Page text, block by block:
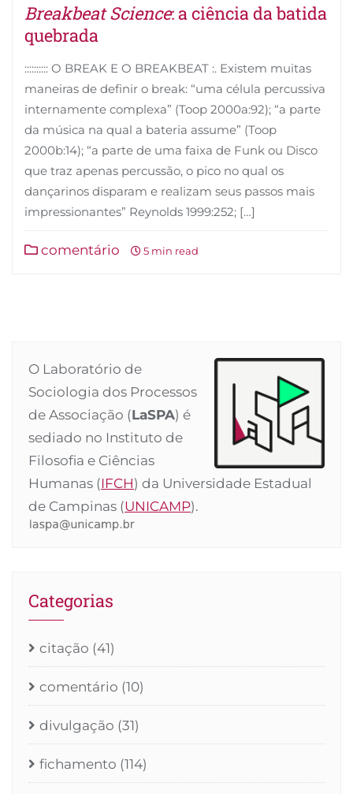
Breakbeat Science: a ciência da batida
quebrada
:::::::::: O BREAK E O BREAKBEAT :. Existem muitas
maneiras de definir o break: “uma célula percussiva
internamente complexa” (Toop 2000a:92); “a parte
da música na qual a bateria assume” (Toop
2000b:14); “a parte de uma faixa de Funk ou Disco
que traz apenas percussão, o pico no qual os
dançarinos disparam e realizam seus passos mais
impressionantes” Reynolds 1999:252; […]
comentário 5 min read
O Laboratório de
Sociologia dos Processos
de Associação (LaSPA) é
sediado no Instituto de
Filosofia e Ciências
Humanas (IFCH) da Universidade Estadual
de Campinas (UNICAMP).
Categorias
citação (41)
comentário (10)
divulgação (31)
fichamento (114)